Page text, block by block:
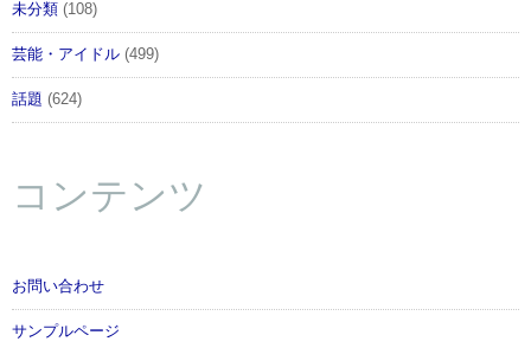
未分類 (108)
芸能・アイドル (499)
話題 (624)
コンテンツ
お問い合わせ
サンプルページ